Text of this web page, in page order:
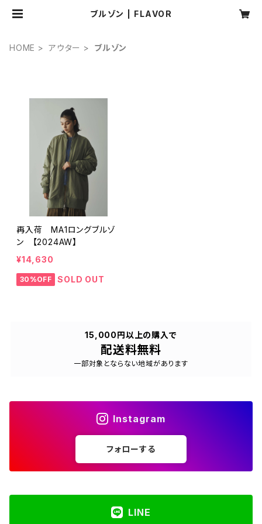
ブルゾン | FLAVOR
HOME アウター ブルゾン
再入荷 MA1ロングブルゾ
ン 【2024AW】
¥14,630
30%OFF SOLD OUT
15,000円以上の購入で
配送料無料
一部対象とならない地域があります
Instagram
フォローする
LINE